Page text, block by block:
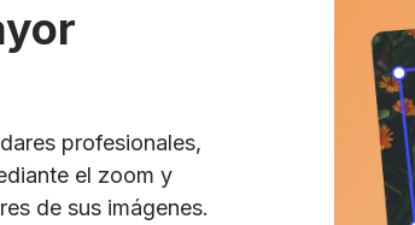
profesionales,
el zoom y
de sus imágenes.